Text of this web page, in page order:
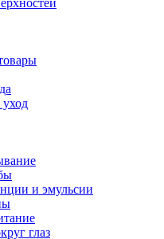
и эмульсии
глаз